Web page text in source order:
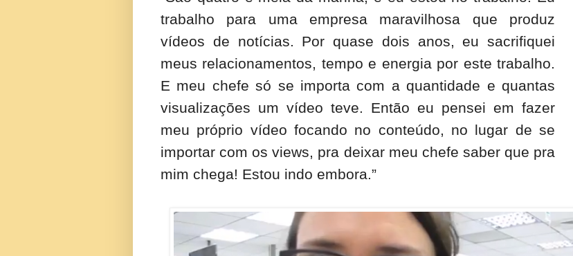
trabalho para uma empresa maravilhosa que produz
vídeos de notícias. Por quase dois anos, eu sacrifiquei
meus relacionamentos, tempo e energia por este trabalho.
E meu chefe só se importa com a quantidade e quantas
visualizações um vídeo teve. Então eu pensei em fazer
meu próprio vídeo focando no conteúdo, no lugar de se
importar com os views, pra deixar meu chefe saber que pra
mim chega! Estou indo embora.”